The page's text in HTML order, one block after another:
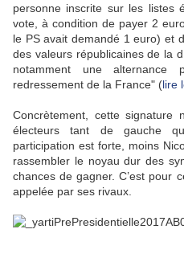
personne inscrite sur les listes
vote, à condition de payer 2
le PS avait demandé 1 euro) et
des valeurs républicaines de la
notamment une
redressement de la France" (lire
Concrètement, cette signature
électeurs tant de gauche
participation est forte, moins
rassembler le noyau dur des
chances de gagner. C’est pour
appelée par ses rivaux.